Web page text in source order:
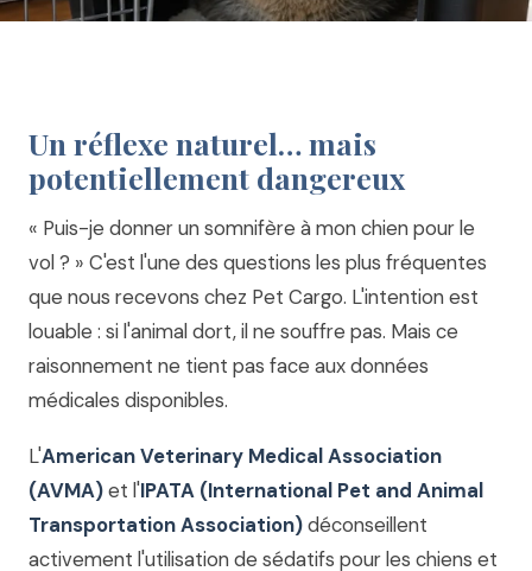
Un réflexe naturel… mais
potentiellement dangereux
« Puis-je donner un somnifère à mon chien pour le
vol ? » C'est l'une des questions les plus fréquentes
que nous recevons chez Pet Cargo. L'intention est
louable : si l'animal dort, il ne souffre pas. Mais ce
raisonnement ne tient pas face aux données
médicales disponibles.
L'American Veterinary Medical Association
(AVMA)et l'IPATA (International Pet and Animal
Transportation Association)déconseillent
activement l'utilisation de sédatifs pour les chiens et